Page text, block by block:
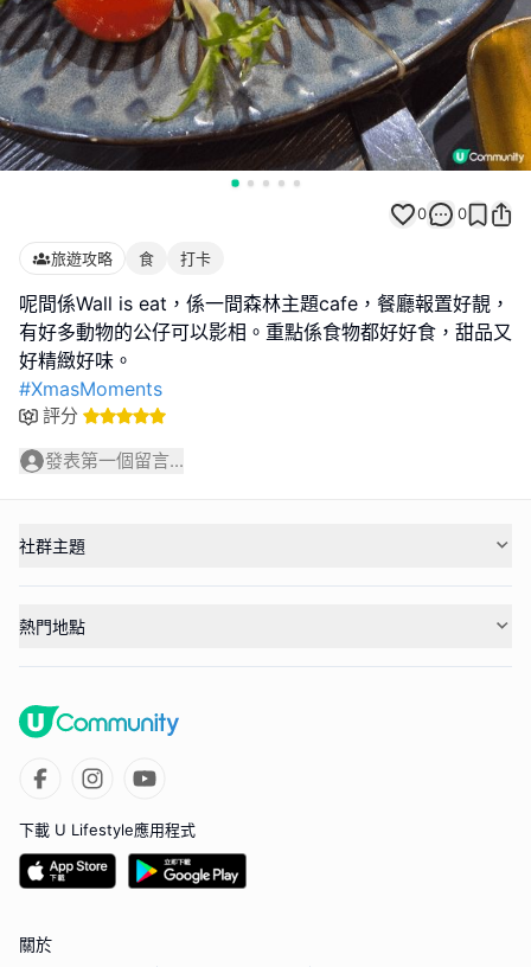
0 0
旅遊攻略 食 打卡
呢間係Wall is eat，係一間森林主題cafe，餐廳報置好靚，
有好多動物的公仔可以影相。重點係食物都好好食，甜品又
#XmasMoments
評分
發表第一個留言...
社群主題
熱門地點
下載 U Lifestyle應用程式
關於